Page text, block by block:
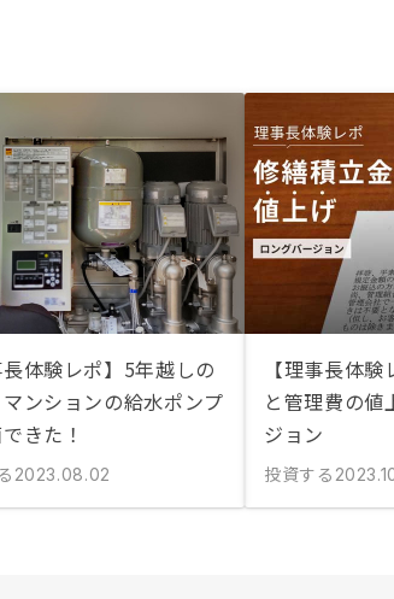
長体験レポ】5年越しの
ンションの給水ポンプ
きた！
2023.08.02
【理事長体
と管理費の値
ジョン
投資する